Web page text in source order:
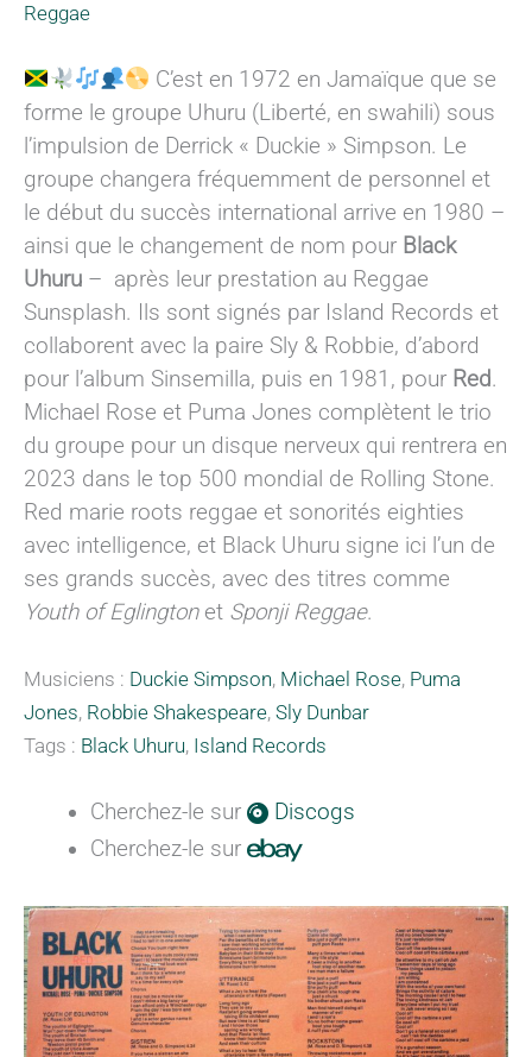
Reggae
C’est en 1972 en Jamaïque que se
forme le groupe Uhuru (Liberté, en swahili) sous
l’impulsion de Derrick « Duckie » Simpson. Le
groupe changera fréquemment de personnel et
le début du succès international arrive en 1980 –
ainsi que le changement de nom pour Black
Uhuru – après leur prestation au Reggae
Sunsplash. Ils sont signés par Island Records et
collaborent avec la paire Sly & Robbie, d’abord
pour l’album Sinsemilla, puis en 1981, pour Red.
Michael Rose et Puma Jones complètent le trio
du groupe pour un disque nerveux qui rentrera en
2023 dans le top 500 mondial de Rolling Stone.
Red marie roots reggae et sonorités eighties
avec intelligence, et Black Uhuru signe ici l’un de
ses grands succès, avec des titres comme
Youth of Eglingtonet Sponji Reggae.
Musiciens : Duckie Simpson, Michael Rose, Puma
Jones, Robbie Shakespeare, Sly Dunbar
Tags : Black Uhuru, Island Records
Cherchez-le sur
Discogs
Cherchez-le sur